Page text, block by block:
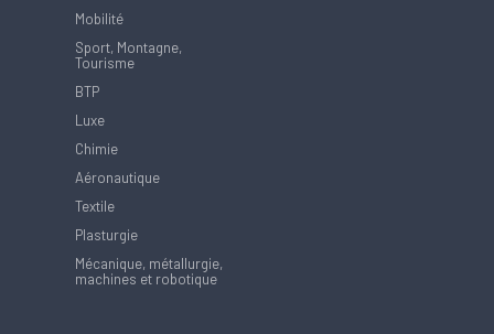
Mobilité
Sport, Montagne,
Tourisme
BTP
Luxe
Chimie
Aéronautique
Textile
Plasturgie
Mécanique, métallurgie,
machines et robotique